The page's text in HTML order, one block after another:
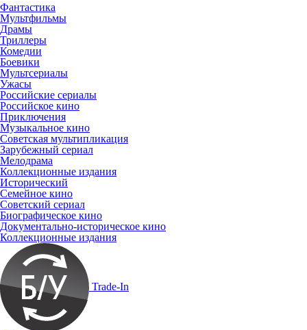
Фантастика
Мультфильмы
Драмы
Триллеры
Комедии
Боевики
Мультсериалы
Ужасы
Российские сериалы
Российское кино
Приключения
Музыкальное кино
Советская мультипликация
Зарубежный сериал
Мелодрама
Коллекционные издания
Исторический
Семейное кино
Советский сериал
Биографическое кино
Документально-историческое кино
Коллекционные издания
Trade-In